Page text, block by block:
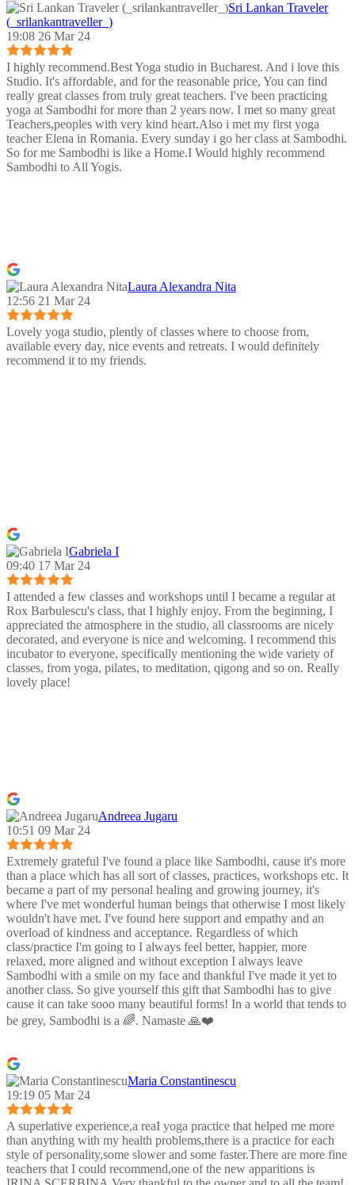
Sri Lankan Traveler
(_srilankantraveller_)
19:08 26 Mar 24
I highly recommend.Best Yoga studio in Bucharest. And i love this
Studio. It's affordable, and for the reasonable price, You can find
really great classes from truly great teachers. I've been practicing
yoga at Sambodhi for more than 2 years now. I met so many great
Teachers,peoples with very kind heart.Also i met my first yoga
teacher Elena in Romania. Every sunday i go her class at Sambodhi.
So for me Sambodhi is like a Home.I Would highly recommend
Sambodhi to All Yogis.
Laura Alexandra Nita
12:56 21 Mar 24
Lovely yoga studio, plently of classes where to choose from,
available every day, nice events and retreats. I would definitely
recommend it to my friends.
Gabriela I
09:40 17 Mar 24
I attended a few classes and workshops until I became a regular at
Rox Barbulescu's class, that I highly enjoy. From the beginning, I
appreciated the atmosphere in the studio, all classrooms are nicely
decorated, and everyone is nice and welcoming. I recommend this
incubator to everyone, specifically mentioning the wide variety of
classes, from yoga, pilates, to meditation, qigong and so on. Really
lovely place!
Andreea Jugaru
10:51 09 Mar 24
Extremely grateful I've found a place like Sambodhi, cause it's more
than a place which has all sort of classes, practices, workshops etc. It
became a part of my personal healing and growing journey, it's
where I've met wonderful human beings that otherwise I most likely
wouldn't have met. I've found here support and empathy and an
overload of kindness and acceptance. Regardless of which
class/practice I'm going to I always feel better, happier, more
relaxed, more aligned and without exception I always leave
Sambodhi with a smile on my face and thankful I've made it yet to
another class. So give yourself this gift that Sambodhi has to give
cause it can take sooo many beautiful forms! In a world that tends to
be grey, Sambodhi is a 🌈. Namaste 🙏❤️
Maria Constantinescu
19:19 05 Mar 24
A superlative experience,a reaI yoga practice that helped me more
than anything with my health problems,there is a practice for each
style of personality,some slower and some faster.There are more fine
teachers that I could recommend,one of the new apparitions is